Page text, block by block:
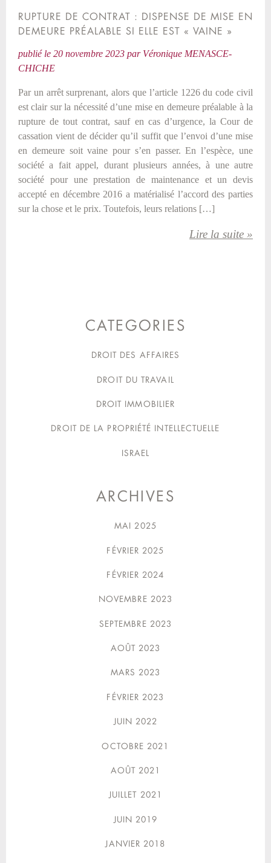
RUPTURE DE CONTRAT : DISPENSE DE MISE EN
DEMEURE PRÉALABLE SI ELLE EST « VAINE »
publié le 20 novembre 2023 par Véronique MENASCE-
CHICHE
Par un arrêt surprenant, alors que l’article 1226 du code civil
est clair sur la nécessité d’une mise en demeure préalable à la
rupture de tout contrat, sauf en cas d’urgence, la Cour de
cassation vient de décider qu’il suffit que l’envoi d’une mise
en demeure soit vaine pour s’en passer. En l’espèce, une
société a fait appel, durant plusieurs années, à une autre
société pour une prestation de maintenance et un devis
accepté en décembre 2016 a matérialisé l’accord des parties
sur la chose et le prix. Toutefois, leurs relations […]
Lire la suite »
CATEGORIES
DROIT DES AFFAIRES
DROIT DU TRAVAIL
DROIT IMMOBILIER
DROIT DE LA PROPRIÉTÉ INTELLECTUELLE
ISRAEL
ARCHIVES
MAI 2025
FÉVRIER 2025
FÉVRIER 2024
NOVEMBRE 2023
SEPTEMBRE 2023
AOÛT 2023
MARS 2023
FÉVRIER 2023
JUIN 2022
OCTOBRE 2021
AOÛT 2021
JUILLET 2021
JUIN 2019
JANVIER 2018